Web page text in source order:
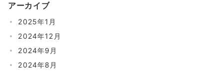
アーカイブ
2025年1月
2024年12月
2024年9月
2024年8月